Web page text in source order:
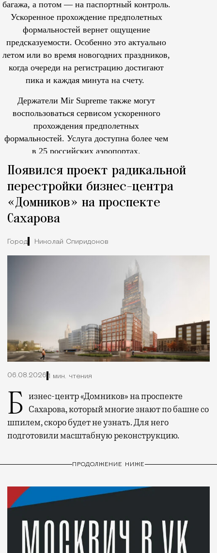
багажа, а потом — на паспортный контроль.
Ускоренное прохождение предполетных
формальностей вернет ощущение
предсказуемости. Особенно это актуально
летом или во время новогодних праздников,
когда очереди на регистрацию достигают
пика и каждая минута на счету.
Держатели Mir Supreme также могут
воспользоваться сервисом ускоренного
прохождения предполетных
формальностей. Услуга доступна более чем
в 25 российских аэропортах.
Появился проект радикальной
перестройки бизнес-центра
«Домников» на проспекте
Сахарова
Город Николай Спиридонов
06.08.2026 1 мин. чтения
Бизнес-центр «Домников» на проспекте Сахарова, который многие знают по башне со
шпилем, скоро будет не узнать. Для него
подготовили масштабную реконструкцию.
ПРОДОЛЖЕНИЕ НИЖЕ